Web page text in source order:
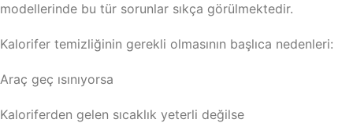
modellerinde bu tür sorunlar sıkça görülmektedir.
Kalorifer temizliğinin gerekli olmasının başlıca nedenleri:
Araç geç ısınıyorsa
Kaloriferden gelen sıcaklık yeterli değilse